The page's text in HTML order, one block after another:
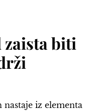
zaista biti
iz elementa